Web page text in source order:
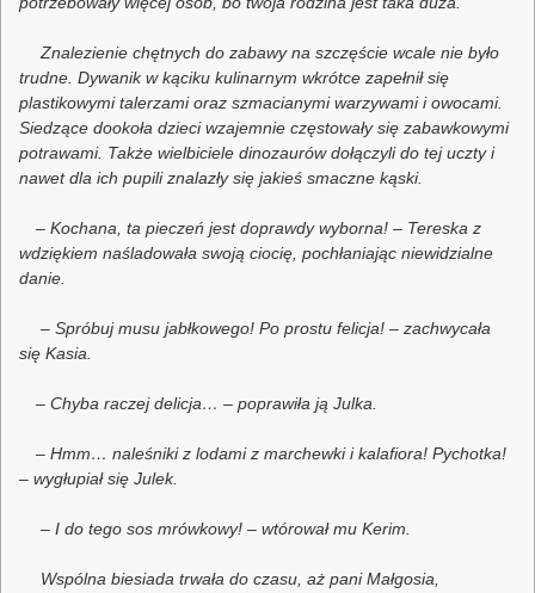
Znalezienie chętnych do zabawy na szczęście wcale nie było
trudne. Dywanik w kąciku kulinarnym wkrótce zapełnił się
plastikowymi talerzami oraz szmacianymi warzywami i owocami.
Siedzące dookoła dzieci wzajemnie częstowały się zabawkowymi
potrawami. Także wielbiciele dinozaurów dołączyli do tej uczty i
nawet dla ich pupili znalazły się jakieś smaczne kąski.
– Kochana, ta pieczeń jest doprawdy wyborna! – Tereska z
wdziękiem naśladowała swoją ciocię, pochłaniając niewidzialne
danie.
– Spróbuj musu jabłkowego! Po prostu felicja! – zachwycała
się Kasia.
– Chyba raczej delicja… – poprawiła ją Julka.
– Hmm… naleśniki z lodami z marchewki i kalafiora! Pychotka!
– wygłupiał się Julek.
– I do tego sos mrówkowy! – wtórował mu Kerim.
Wspólna biesiada trwała do czasu, aż pani Małgosia,